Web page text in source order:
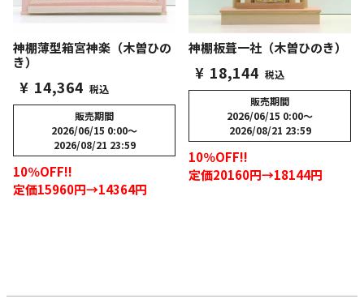
神棚薄型箱宮神楽（木曽ひの
き）
¥ 14,364 税込
販売期間
2026/06/15 0:00〜
2026/08/21 23:59
10％OFF!!
定価15960円→14364円
神棚板葺一社（木曽ひのき）
¥ 18,144 税込
販売期間
2026/06/15 0:00〜
2026/08/21 23:59
10％OFF!!
定価20160円→18144円